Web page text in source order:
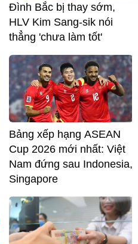
Đình Bắc bị thay sớm,
HLV Kim Sang-sik nói
thẳng 'chưa làm tốt'
Bảng xếp hạng ASEAN
Cup 2026 mới nhất: Việt
Nam đứng sau Indonesia,
Singapore